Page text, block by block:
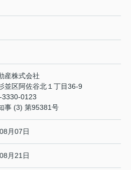
産株式会社
並区阿佐谷北１丁目36-9
3330-0123
事 (3) 第95381号
月07日
月21日